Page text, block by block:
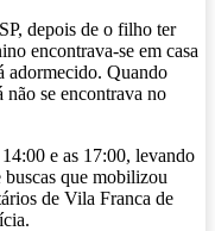
depois de o filho ter
encontrava-se em casa
adormecido. Quando
não se encontrava no
e as 17:00, levando
buscas que mobilizou
de Vila Franca de